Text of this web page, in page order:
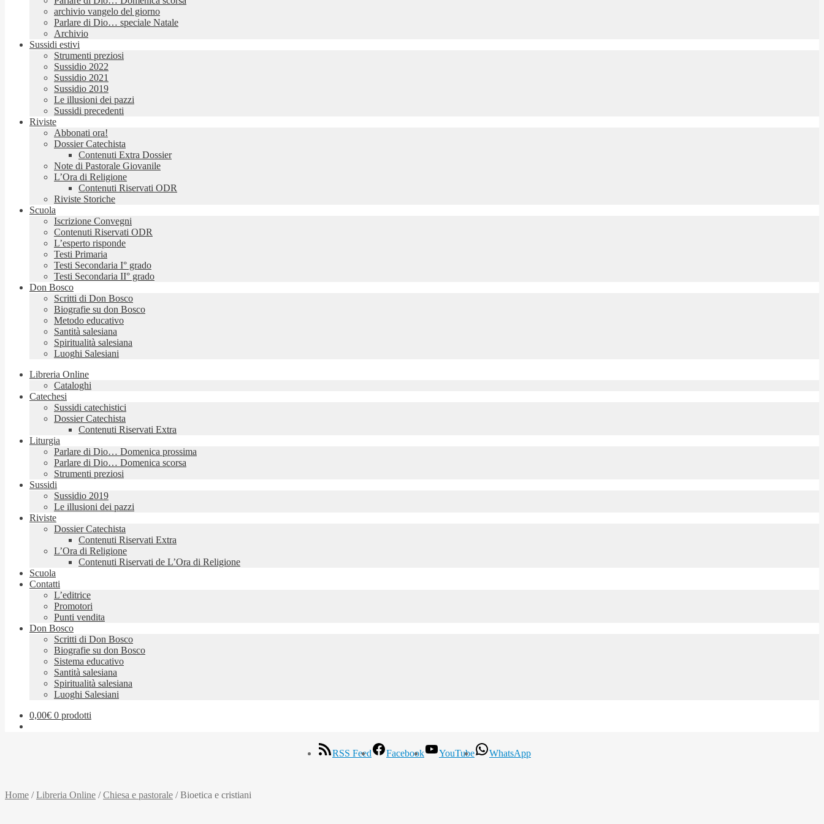
archivio vangelo del giorno
Parlare di Dio… speciale Natale
Archivio
Sussidi estivi
Strumenti preziosi
Sussidio 2022
Sussidio 2021
Sussidio 2019
Le illusioni dei pazzi
Sussidi precedenti
Riviste
Abbonati ora!
Dossier Catechista
Contenuti Extra Dossier
Note di Pastorale Giovanile
L’Ora di Religione
Contenuti Riservati ODR
Riviste Storiche
Scuola
Iscrizione Convegni
Contenuti Riservati ODR
L’esperto risponde
Testi Primaria
Testi Secondaria I° grado
Testi Secondaria II° grado
Don Bosco
Scritti di Don Bosco
Biografie su don Bosco
Metodo educativo
Santità salesiana
Spiritualità salesiana
Luoghi Salesiani
Libreria Online
Cataloghi
Catechesi
Sussidi catechistici
Dossier Catechista
Contenuti Riservati Extra
Liturgia
Parlare di Dio… Domenica prossima
Parlare di Dio… Domenica scorsa
Strumenti preziosi
Sussidi
Sussidio 2019
Le illusioni dei pazzi
Riviste
Dossier Catechista
Contenuti Riservati Extra
L’Ora di Religione
Contenuti Riservati de L’Ora di Religione
Scuola
Contatti
L’editrice
Promotori
Punti vendita
Don Bosco
Scritti di Don Bosco
Biografie su don Bosco
Sistema educativo
Santità salesiana
Spiritualità salesiana
Luoghi Salesiani
0,00€ 0 prodotti
RSS Feed Facebook YouTube WhatsApp
Home /Libreria Online /Chiesa e pastorale /Bioetica e cristiani